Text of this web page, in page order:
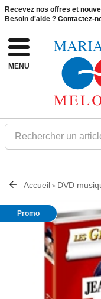
Recevez nos offres et
Besoin d'aide ? Contactez-
MENU
Rechercher un
Accueil > DVD
Promo